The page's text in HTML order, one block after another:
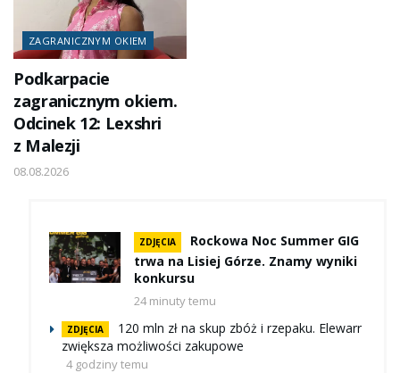
ZAGRANICZNYM OKIEM
Podkarpacie
zagranicznym okiem.
Odcinek 12: Lexshri
z Malezji
08.08.2026
ZDJĘCIA
Rockowa Noc Summer GIG
trwa na Lisiej Górze. Znamy wyniki
konkursu
24 minuty temu
ZDJĘCIA
120 mln zł na skup zbóż i rzepaku. Elewarr
zwiększa możliwości zakupowe
4 godziny temu